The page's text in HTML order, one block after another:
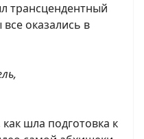
трансцендентный
оказались в
шла подготовка к